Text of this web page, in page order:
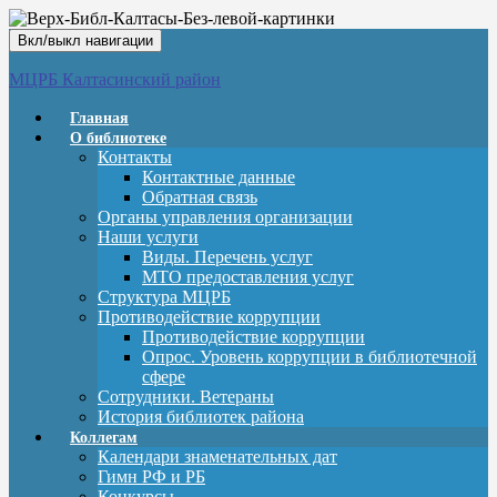
Вкл/выкл навигации
МЦРБ Калтасинский район
Главная
О библиотеке
Контакты
Контактные данные
Обратная связь
Органы управления организации
Наши услуги
Виды. Перечень услуг
МТО предоставления услуг
Структура МЦРБ
Противодействие коррупции
Противодействие коррупции
Опрос. Уровень коррупции в библиотечной
сфере
Сотрудники. Ветераны
История библиотек района
Коллегам
Календари знаменательных дат
Гимн РФ и РБ